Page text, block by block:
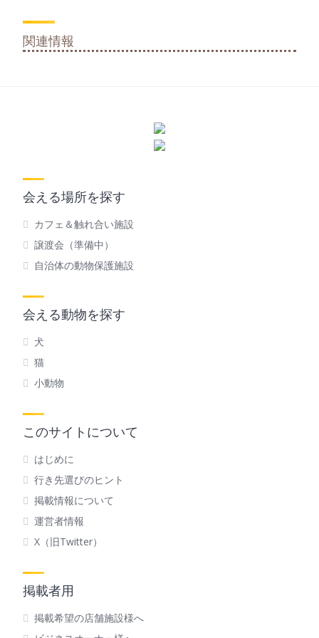
関連情報
会える場所を探す
カフェ＆触れ合い施設
譲渡会（準備中）
自治体の動物保護施設
会える動物を探す
犬
猫
小動物
このサイトについて
はじめに
行き先選びのヒント
掲載情報について
運営者情報
X（旧Twitter）
掲載者用
掲載希望の店舗施設様へ